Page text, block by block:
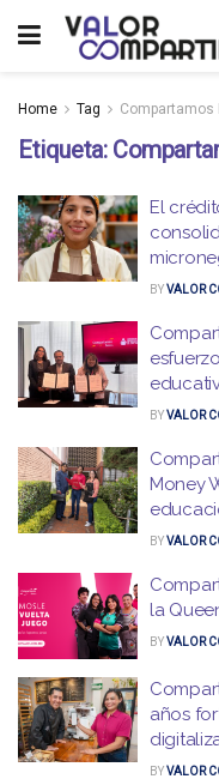
Home Tag Compartamos
Etiqueta:
El
BYVALOR
BYVALOR
Money
BYVALOR
la
BYVALOR
años
BYVALOR